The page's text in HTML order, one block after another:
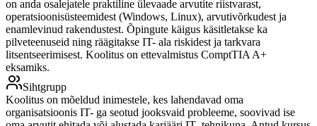
on anda osalejatele praktiline ülevaade arvutite riistvarast,
operatsioonisüsteemidest (Windows, Linux), arvutivõrkudest ja
enamlevinud rakendustest. Õpingute käigus käsitletakse ka
pilveteenuseid ning räägitakse IT- ala riskidest ja tarkvara
litsentseerimisest. Koolitus on ettevalmistus ComptTIA A+
eksamiks.
Sihtgrupp
Koolitus on mõeldud inimestele, kes lahendavad oma
organisatsioonis IT- ga seotud jooksvaid probleeme, soovivad ise